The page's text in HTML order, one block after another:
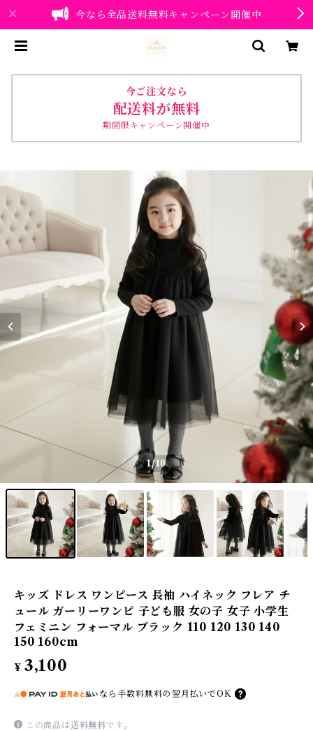
今なら全品送料無料キャンペーン開催中
今ご注文なら
配送料が無料
期間限キャンペーン開催中
1/10
キッズ ドレス ワンピース 長袖 ハイネック フレア チ
ュール ガーリーワンピ 子ども服 女の子 女子 小学生
フェミニン フォーマル ブラック 110 120 130 140
150 160cm
¥ 3,100
なら 手数料無料の 翌月払いでOK
この商品は送料無料です。